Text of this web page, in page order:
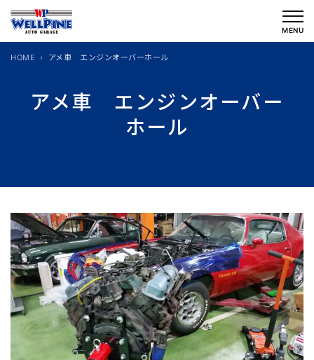
を
MENU
アメ車 エンジンオーバー
ホール
HOME アメ車 エンジンオーバーホール